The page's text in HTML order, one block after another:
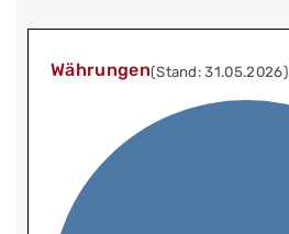
Währungen(Stand: 31.05.2026)